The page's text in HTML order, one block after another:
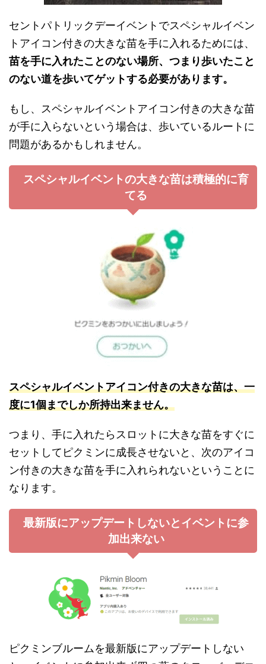
セントパトリックデーイベントでスペシャルイベン
トアイコン付きの大きな苗を手に入れるためには、
苗を手に入れたことのない場所、つまり歩いたこと
のない道を歩いてゲットする必要があります。
もし、スペシャルイベントアイコン付きの大きな苗
が手に入らないという場合は、歩いているルートに
問題があるかもしれません。
スペシャルイベントの大きな苗は積極的に育
てる
スペシャルイベントアイコン付きの大きな苗は、一
度に1個までしか所持出来ません。
つまり、手に入れたらスロットに大きな苗をすぐに
セットしてピクミンに成長させないと、次のアイコ
ン付きの大きな苗を手に入れられないということに
なります。
最新版にアップデートしないとイベントに参
加出来ない
ピクミンブルームを最新版にアップデートしない